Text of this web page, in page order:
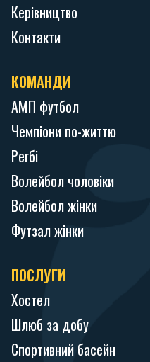
Керівництво
Контакти
КОМАНДИ
АМП футбол
Чемпіони по-життю
Регбі
Волейбол чоловіки
Волейбол жінки
Футзал жінки
ПОСЛУГИ
Хостел
Шлюб за добу
Спортивний басейн